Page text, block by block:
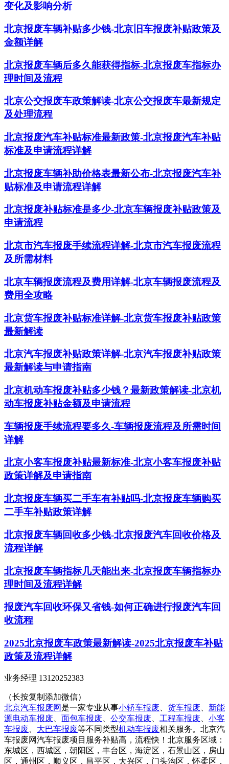
变化及影响分析
北京报废车辆补贴多少钱-北京旧车报废补贴政策及
金额详解
北京报废车辆后多久能获得指标-北京报废车指标办
理时间及流程
北京公交报废车政策解读-北京公交报废车最新规定
及处理流程
北京报废汽车补贴标准最新政策-北京报废汽车补贴
标准及申请流程详解
北京报废车辆补助价格表最新公布-北京报废汽车补
贴标准及申请流程详解
北京报废补贴标准是多少-北京车辆报废补贴政策及
申请流程
北京市汽车报废手续流程详解-北京市汽车报废流程
及所需材料
北京车辆报废流程及费用详解-北京车辆报废流程及
费用全攻略
北京货车报废补贴标准详解-北京货车报废补贴政策
最新解读
北京汽车报废补贴政策详解-北京汽车报废补贴政策
最新解读与申请指南
北京机动车报废补贴多少钱？最新政策解读-北京机
动车报废补贴金额及申请流程
车辆报废手续流程要多久-车辆报废流程及所需时间
详解
北京小客车报废补贴最新标准-北京小客车报废补贴
政策详解及申请指南
北京报废车辆买二手车有补贴吗-北京报废车辆购买
二手车补贴政策详解
北京报废车辆回收多少钱-北京报废汽车回收价格及
流程详解
北京报废车辆指标几天能出来-北京报废车辆指标办
理时间及流程详解
报废汽车回收环保又省钱-如何正确进行报废汽车回
收流程
2025北京报废车政策最新解读-2025北京报废车补贴
政策及流程详解
业务经理 13120252383
（长按复制添加微信）
北京汽车报废网 是一家专业从事小轿车报废 货车报废
新能
源电动车报废
面包车报废 公交车报废 工程车报废
小客
车报废
大巴车报废等不同类型机动车报废相关服务。北京汽
车报废网汽车报废项目服务补贴高，流程快！北京服务区域：
东城区，西城区，朝阳区，丰台区，海淀区，石景山区，房山
区，通州区，顺义区，昌平区，大兴区，门头沟区，怀柔区，